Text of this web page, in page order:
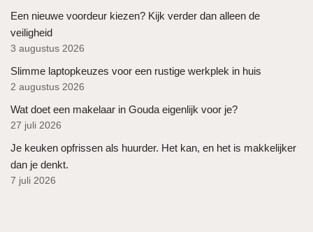
Een nieuwe voordeur kiezen? Kijk verder dan alleen de
veiligheid
3 augustus 2026
Slimme laptopkeuzes voor een rustige werkplek in huis
2 augustus 2026
Wat doet een makelaar in Gouda eigenlijk voor je?
27 juli 2026
Je keuken opfrissen als huurder. Het kan, en het is makkelijker
dan je denkt.
7 juli 2026